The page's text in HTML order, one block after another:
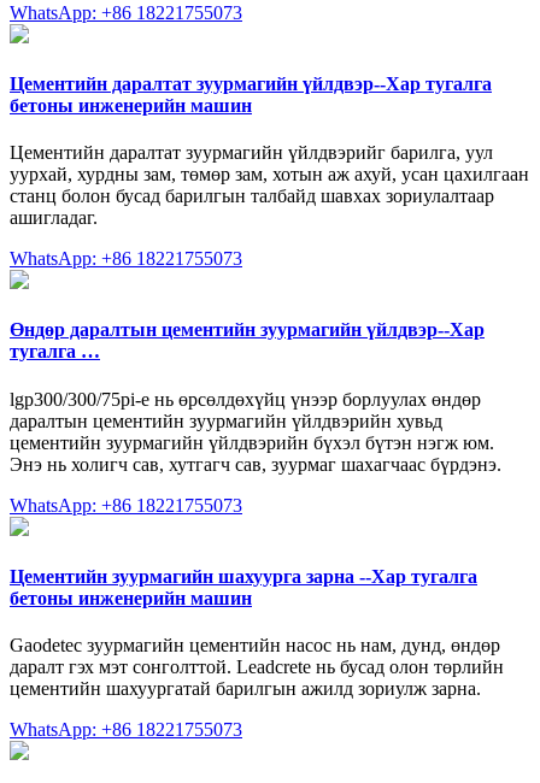
WhatsApp: +86 18221755073
Цементийн даралтат зуурмагийн үйлдвэр--Хар тугалга
бетоны инженерийн машин
Цементийн даралтат зуурмагийн үйлдвэрийг барилга, уул
уурхай, хурдны зам, төмөр зам, хотын аж ахуй, усан цахилгаан
станц болон бусад барилгын талбайд шавхах зориулалтаар
ашигладаг.
WhatsApp: +86 18221755073
Өндөр даралтын цементийн зуурмагийн үйлдвэр--Хар
тугалга …
lgp300/300/75pi-e нь өрсөлдөхүйц үнээр борлуулах өндөр
даралтын цементийн зуурмагийн үйлдвэрийн хувьд
цементийн зуурмагийн үйлдвэрийн бүхэл бүтэн нэгж юм.
Энэ нь холигч сав, хутгагч сав, зуурмаг шахагчаас бүрдэнэ.
WhatsApp: +86 18221755073
Цементийн зуурмагийн шахуурга зарна --Хар тугалга
бетоны инженерийн машин
Gaodetec зуурмагийн цементийн насос нь нам, дунд, өндөр
даралт гэх мэт сонголттой. Leadcrete нь бусад олон төрлийн
цементийн шахуургатай барилгын ажилд зориулж зарна.
WhatsApp: +86 18221755073